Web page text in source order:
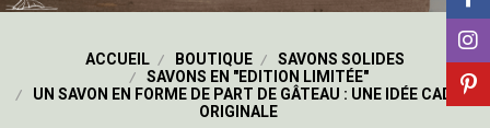
ACCUEIL BOUTIQUE
SAVONS SOLIDES
SAVONS EN "EDITION LIMITÉE"
UN SAVON EN FORME DE PART DE GÂTEAU : UNE IDÉE CADEAU
ORIGINALE